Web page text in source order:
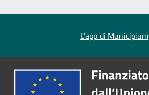
L'app di Municipium